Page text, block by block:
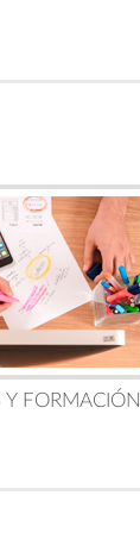
Y FORMACIÓN